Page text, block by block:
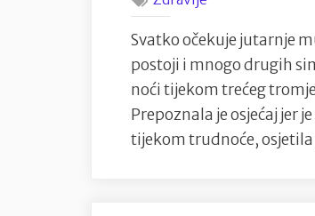
Svatko očekuje jutarnje
postoji i mnogo drugih
noći tijekom trećeg
Prepoznala je osjećaj jer
tijekom trudnoće,